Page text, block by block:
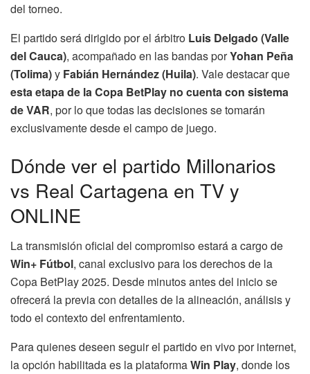
del torneo.
El partido será dirigido por el árbitro Luis Delgado (Valle
del Cauca), acompañado en las bandas porYohan Peña
(Tolima)y Fabián Hernández (Huila). Vale destacar que
esta etapa de la Copa BetPlay no cuenta con sistema
de VAR, por lo que todas las decisiones se tomarán
exclusivamente desde el campo de juego.
Dónde ver el partido Millonarios
vs Real Cartagena en TV y
ONLINE
La transmisión oficial del compromiso estará a cargo de
Win+ Fútbol, canal exclusivo para los derechos de la
Copa BetPlay 2025. Desde minutos antes del inicio se
ofrecerá la previa con detalles de la alineación, análisis y
todo el contexto del enfrentamiento.
Para quienes deseen seguir el partido en vivo por internet,
la opción habilitada es la plataformaWin Play, donde los